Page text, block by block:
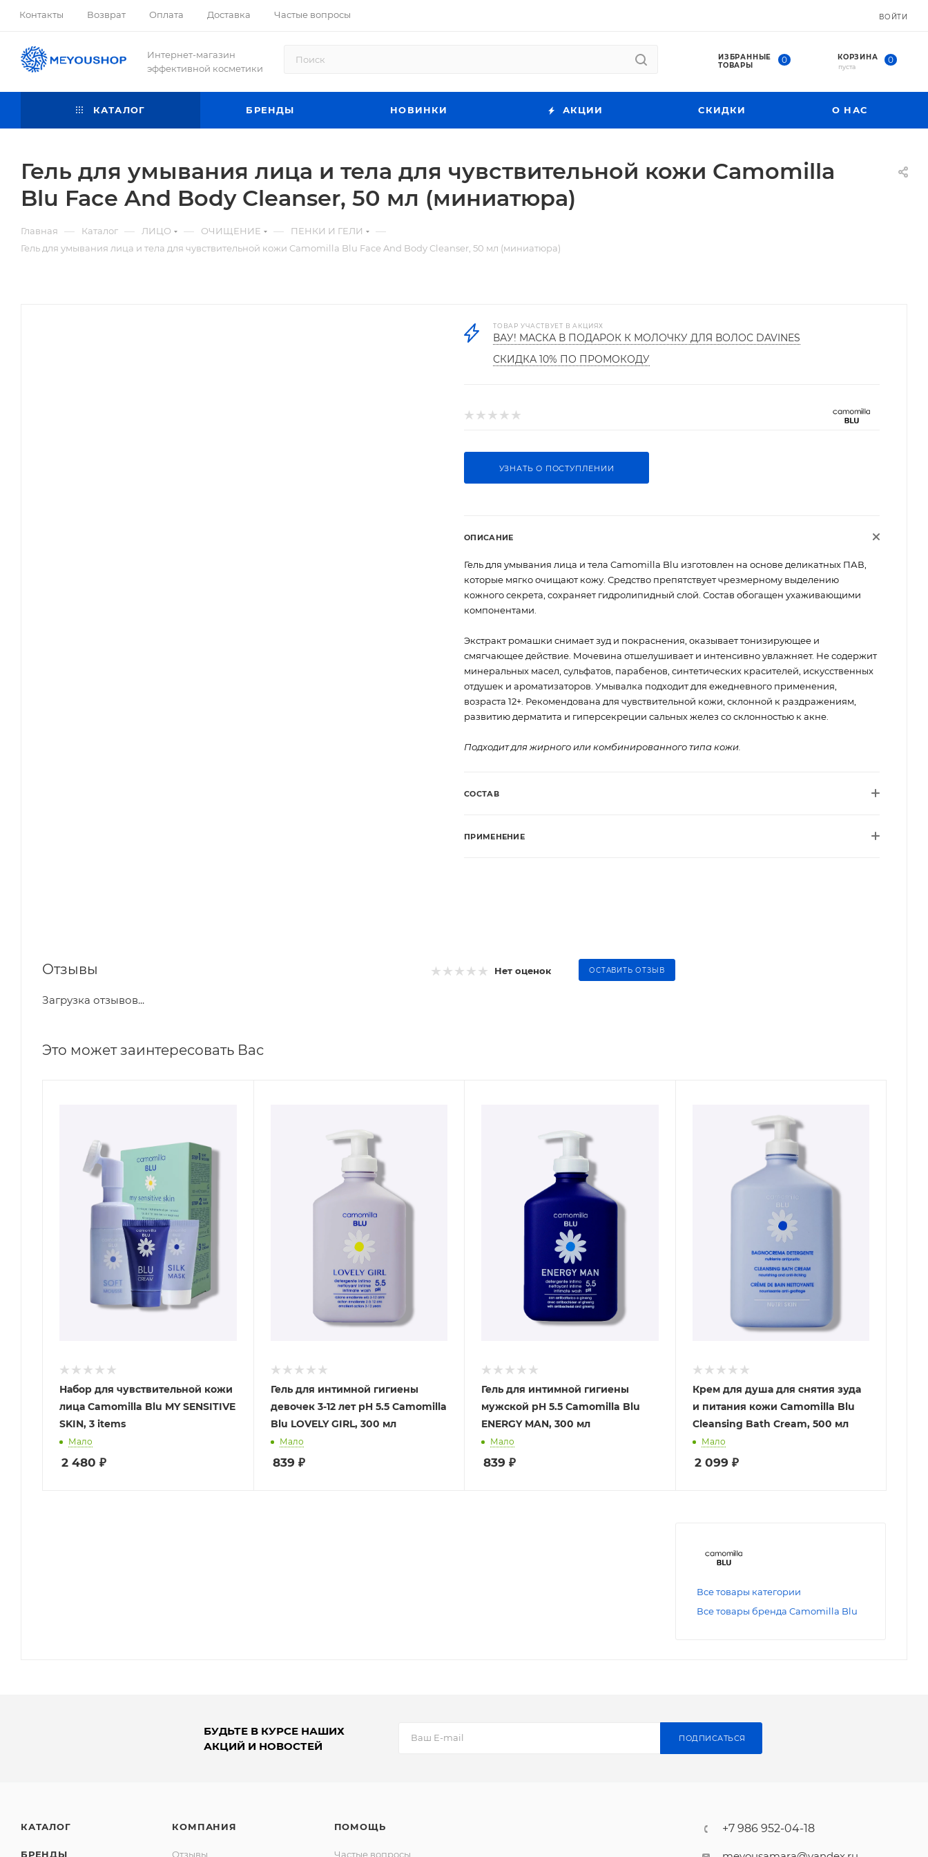
Контакты Возврат Оплата Доставка Частые вопросы ВОЙТИ
Интернет-магазин
эффективной косметики
ИЗБРАННЫЕ
ТОВАРЫ
0 КОРЗИНА 0
пуста
КАТАЛОГ БРЕНДЫ НОВИНКИ АКЦИИ СКИДКИ О НАС
Гель для умывания лица и тела для чувствительной кожи Camomilla
Blu Face And Body Cleanser, 50 мл (миниатюра)
Главная — Каталог — ЛИЦО — ОЧИЩЕНИЕ — ПЕНКИ И ГЕЛИ —
Гель для умывания лица и тела для чувствительной кожи Camomilla Blu Face And Body Cleanser, 50 мл (миниатюра)
ТОВАР УЧАСТВУЕТ В АКЦИЯХ
ВАУ! МАСКА В ПОДАРОК К МОЛОЧКУ ДЛЯ ВОЛОС DAVINES
СКИДКА 10% ПО ПРОМОКОДУ
УЗНАТЬ О ПОСТУПЛЕНИИ
ОПИСАНИЕ
Гель для умывания лица и тела Camomilla Blu изготовлен на основе деликатных ПАВ,
которые мягко очищают кожу. Средство препятствует чрезмерному выделению
кожного секрета, сохраняет гидролипидный слой. Состав обогащен ухаживающими
компонентами.
Экстракт ромашки снимает зуд и покраснения, оказывает тонизирующее и
смягчающее действие. Мочевина отшелушивает и интенсивно увлажняет. Не содержит
минеральных масел, сульфатов, парабенов, синтетических красителей, искусственных
отдушек и ароматизаторов. Умывалка подходит для ежедневного применения,
возраста 12+. Рекомендована для чувствительной кожи, склонной к раздражениям,
развитию дерматита и гиперсекреции сальных желез со склонностью к акне.
Подходит для жирного или комбинированного типа кожи.
СОСТАВ
ПРИМЕНЕНИЕ
Отзывы Нет оценок ОСТАВИТЬ ОТЗЫВ
Загрузка отзывов...
Это может заинтересовать Вас
Набор для чувствительной кожи
лица Camomilla Blu MY SENSITIVE
SKIN, 3 items
Мало
2 480 ₽
Гель для интимной гигиены
девочек 3-12 лет pH 5.5 Camomilla
Blu LOVELY GIRL, 300 мл
Мало
839₽
Гель для интимной гигиены
мужской pH 5.5 Camomilla Blu
ENERGY MAN, 300 мл
Мало
839 ₽
Крем для душа для снятия зуда
и питания кожи Camomilla Blu
Cleansing Bath Cream, 500 мл
Мало
2 099₽
Все товары категории
Все товары бренда Camomilla Blu
БУДЬТЕ В КУРСЕ НАШИХ
АКЦИЙ И НОВОСТЕЙ
ПОДПИСАТЬСЯ
КАТАЛОГ
БРЕНДЫ
КОМПАНИЯ
Отзывы
ПОМОЩЬ
Частые вопросы
+7 986 952-04-18